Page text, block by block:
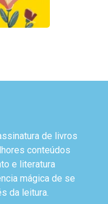
de livros
conteúdos
e literatura
mágica de se
da leitura.